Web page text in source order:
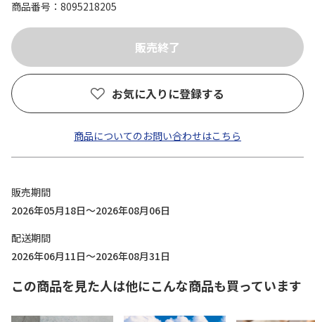
商品番号
8095218205
お気に入りに登録する
商品についてのお問い合わせはこちら
販売期間
2026年05月18日～2026年08月06日
配送期間
2026年06月11日～2026年08月31日
この商品を見た人は他にこんな商品も買っています